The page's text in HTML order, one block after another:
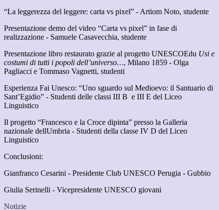
“La leggerezza del leggere: carta vs pixel” - Artiom Noto, studente
Presentazione demo del video “Carta vs pixel” in fase di
realizzazione - Samuele Casavecchia, studente
Presentazione libro restaurato grazie al progetto UNESCOEdu Usi e
costumi di tutti i popoli dell’universo…, Milano 1859 - Olga
Pagliacci e Tommaso Vagnetti, studenti
Esperienza Fai Unesco: “Uno sguardo sul Medioevo: il Santuario di
Sant’Egidio” - Studenti delle classi III B e III E del Liceo
Linguistico
Il progetto “Francesco e la Croce dipinta” presso la Galleria
nazionale dellUmbria - Studenti della classe IV D del Liceo
Linguistico
Conclusioni:
Gianfranco Cesarini - Presidente Club UNESCO Perugia - Gubbio
Giulia Serinelli - Vicepresidente UNESCO giovani
Notizie